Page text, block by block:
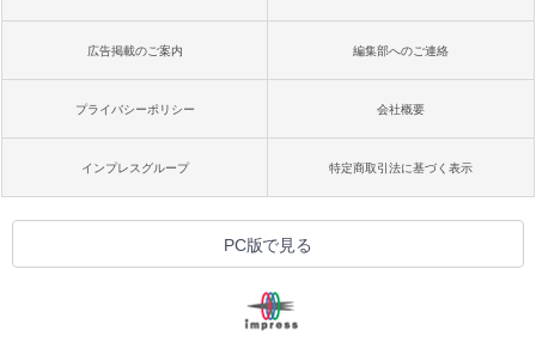
広告掲載のご案内 編集部へのご連絡
プライバシーポリシー 会社概要
インプレスグループ 特定商取引法に基づく表示
PC版で見る